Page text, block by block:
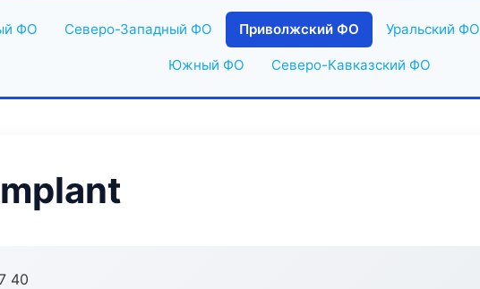
ФО Северо-Западный ФО Приволжский ФО Уральский ФО
Южный ФО Северо-Кавказский ФО
40